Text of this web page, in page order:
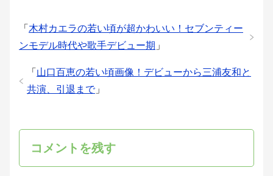
「 木村カエラの若い頃が超かわいい！セブンティー
ンモデル時代や歌手デビュー期 」
「 山口百恵の若い頃画像！デビューから三浦友和と
共演、引退まで」
コメントを残す